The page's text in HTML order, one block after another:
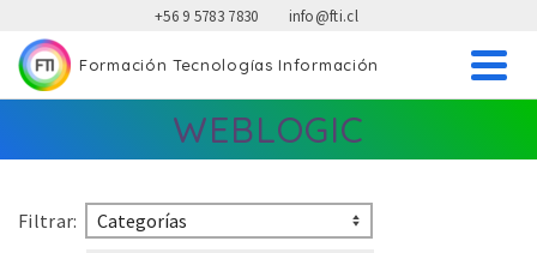
+56 9 5783 7830 info@fti.cl
Formación Tecnologías Información
WEBLOGIC
Filtrar: